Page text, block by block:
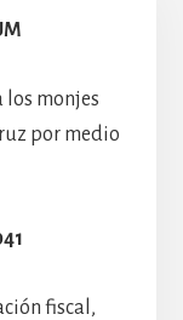
los monjes
por medio
fiscal,